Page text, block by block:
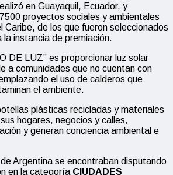
en Guayaquil, Ecuador, y
proyectos sociales y ambientales
Caribe, de los que fueron seleccionados
la instancia de premiación.
DE LUZ” es proporcionar luz solar
a comunidades que no cuentan con
el uso de calderos que
el ambiente.
plásticas recicladas y materiales
hogares, negocios y calles,
y generan conciencia ambiental e
Argentina se encontraban disputando
en la categoría CIUDADES